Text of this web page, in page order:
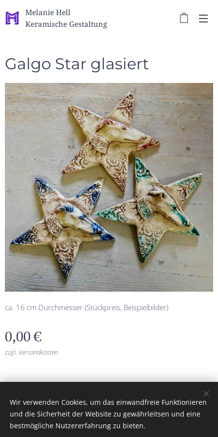
Melanie Hell
Keramische Gestaltung
Galgo Star glasiert
ca. 16 cm Durchmesser (Stückpreis, Beispielbilder)
0,00€
zzgl. Versandkosten
burgkeramik.at
© 2026 Alle Rechte vorbehalten
Unterstützt vonWebnode Cookies
Wir verwenden Cookies, um das einwandfreie Funktionieren
und die Sicherheit der Website zu gewährleitsen und eine
bestmögliche Nutzererfahrung zu bieten.